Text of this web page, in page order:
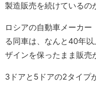
製造販売を続けているの
ロシアの自動車メーカ
る同車は、なんと40年
ザインを保ったまま販売
3ドアと5ドアの2タイプ